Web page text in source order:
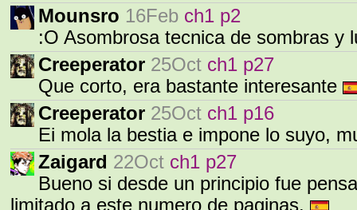
Mounsro 16Feb ch1 p2
:O Asombrosa tecnica de sombras y
Creeperator 25Oct ch1 p27
Que corto, era bastante interesante
Creeperator 25Oct ch1 p16
Ei mola la bestia e impone lo suyo,
Zaigard 22Oct ch1 p27
Bueno si desde un principio fue
limitado a este numero de paginas.